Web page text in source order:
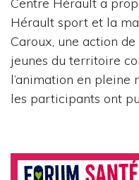
Centre Hérault a
Hérault sport et la
Caroux, une action
jeunes du territoire
l’animation en pleine
les participants ont